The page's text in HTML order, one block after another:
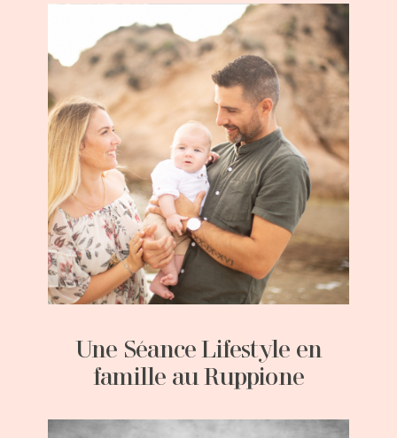
Une Séance Lifestyle en
famille au Ruppione